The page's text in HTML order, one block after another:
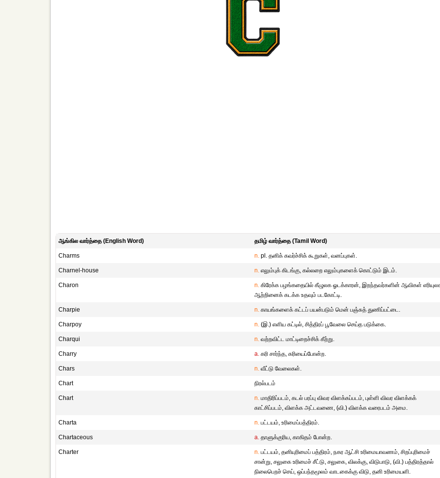
ஆங்கில வார்த்தை (English Word) தமிழ் வார்த்தை (Tamil Word)
Charms n. pl. தனிக் கவர்ச்சிக் கூறுகள், வனப்புகள்.
Charnel-house n. எலும்புக் கிடங்கு, கல்லறை எலும்புகளைக் கொட்டும் இடம்.
Charon n. கிரேக்க பழங்கதையில் கீழுலக ஓடக்காரன், இறந்தவர்களின் ஆவிகள்
ஆற்றினைக் கடக்க உதவும் படகோட்டி.
Charpie n. காயங்களைக் கட்டப் பயன்படும் மென் பஞ்சுத் துணிப்பட்டை.
Charpoy n. (இ.) எளிய கட்டில், சித்திரப் பூவேலை செய்த படுக்கை.
Charqui n. வற்றவிட்ட மாட்டிறைச்சிக் கீற்று.
Charry a. கரி சார்ந்த, கரியைப்போன்ற.
Chars n. வீட்டு வேலைகள்.
Chart நிரல்படம்
Chart n. மாதிரிப்படம், கடல் பரப்பு விவர விளக்கப்படம், புள்ளி விவர விளக்கக்
காட்சிப்படம், விளக்க அட்டவணை, (வி.) விளக்க வரைபடம் அமை.
Charta n. பட்டயம், உரிமைப்பத்திரம்.
Chartaceous a. தாளுக்குரிய, காகிதம் போன்ற.
Charter n. பட்டயம், தனியுரிமைப் பத்திரம், நகர ஆட்சி உரிமையாவணம், சிறப்புரிமைச்
சான்று, சலுகை உரிமைச் சீட்டு, சலுகை, விலக்கு, விடுபாடு, (வி.) பத்திரத்தால்
நிலைபெறச் செய், ஒப்பந்தமூலம் வாடகைக்கு விடு, தனி உரிமையளி.